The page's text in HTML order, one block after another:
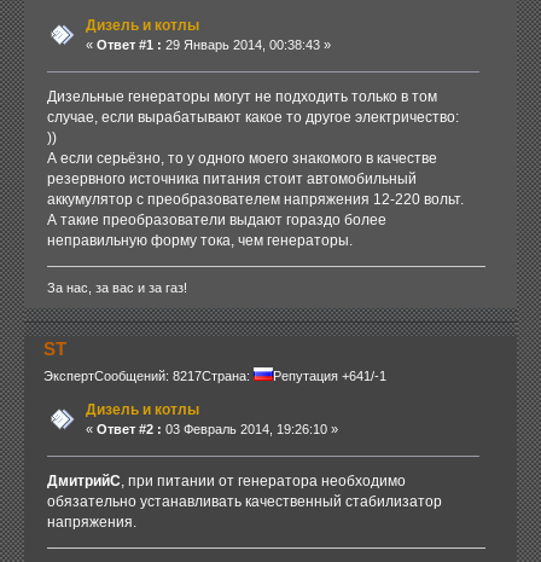
Дизель и котлы
« Ответ #1 : 29 Январь 2014, 00:38:43 »
Дизельные генераторы могут не подходить только в том
случае, если вырабатывают какое то другое электричество:
))
А если серьёзно, то у одного моего знакомого в качестве
резервного источника питания стоит автомобильный
аккумулятор с преобразователем напряжения 12-220 вольт.
А такие преобразователи выдают гораздо более
неправильную форму тока, чем генераторы.
За нас, за вас и за газ!
ST
ЭкспертСообщений: 8217Страна: Репутация +641/-1
Дизель и котлы
« Ответ #2 : 03 Февраль 2014, 19:26:10 »
ДмитрийС, при питании от генератора необходимо
обязательно устанавливать качественный стабилизатор
напряжения.